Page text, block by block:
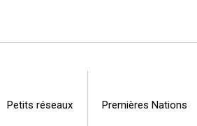
Petits réseaux Premières Nations